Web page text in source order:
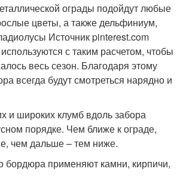
ограды подойдут любые
цветы, а также дельфиниум,
Источник pinterest.com
с таким расчетом, чтобы
весь сезон. Благодаря этому
всегда будут смотреться нарядно и
и широких клумб вдоль забора
порядке. Чем ближе к ограде,
чем дальше – тем ниже.
бордюра применяют камни, кирпичи,